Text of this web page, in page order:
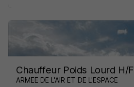
Chauffeur Poids Lourd H/F
ARMEE DE L'AIR ET DE L'ESPACE